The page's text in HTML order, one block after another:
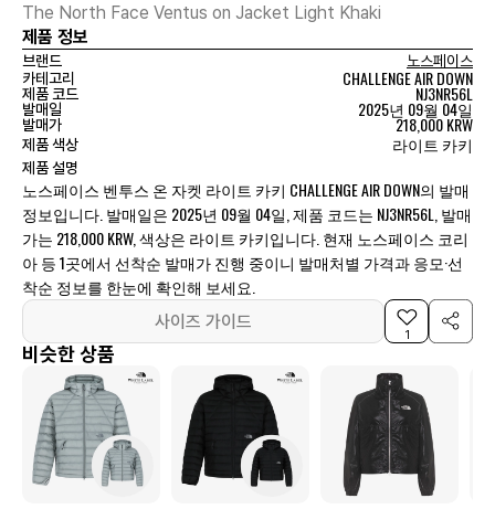
The North Face Ventus on Jacket Light Khaki
제품 정보
브랜드
노스페이스
카테고리
CHALLENGE AIR DOWN
제품 코드 NJ3NR56L
발매일 2025년 09월 04일
발매가 218,000 KRW
제품 색상 라이트 카키
제품 설명
노스페이스 벤투스 온 자켓 라이트 카키 CHALLENGE AIR DOWN의 발매
정보입니다. 발매일은 2025년 09월 04일, 제품 코드는 NJ3NR56L, 발매
가는 218,000 KRW, 색상은 라이트 카키입니다. 현재 노스페이스 코리
아 등 1곳에서 선착순 발매가 진행 중이니 발매처별 가격과 응모·선
착순 정보를 한눈에 확인해 보세요.
사이즈 가이드
1
비슷한 상품